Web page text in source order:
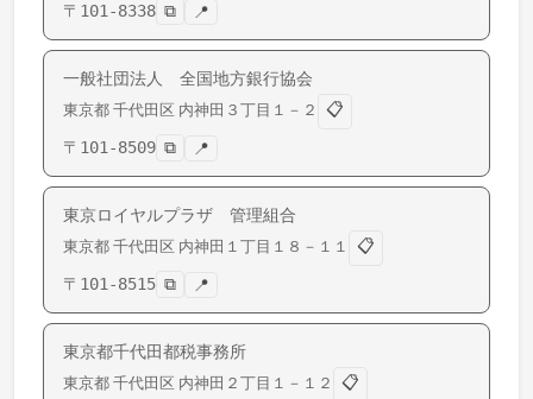
〒 101-8338 ⧉ 📍
一般社団法人 全国地方銀行協会
東京都 千代田区 内神田 ３丁目１－２
📋
〒 101-8509 ⧉ 📍
東京ロイヤルプラザ 管理組合
東京都 千代田区 内神田 １丁目１８－１１
📋
〒 101-8515 ⧉ 📍
東京都千代田都税事務所
東京都 千代田区 内神田 ２丁目１－１２
📋